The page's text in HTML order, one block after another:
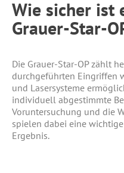
Wie sicher ist
Grauer-Star-
Die Grauer-Star-OP zählt
durchgeführten Eingriffen
und Lasersysteme
individuell abgestimmte
Voruntersuchung und die
spielen dabei eine
Ergebnis.